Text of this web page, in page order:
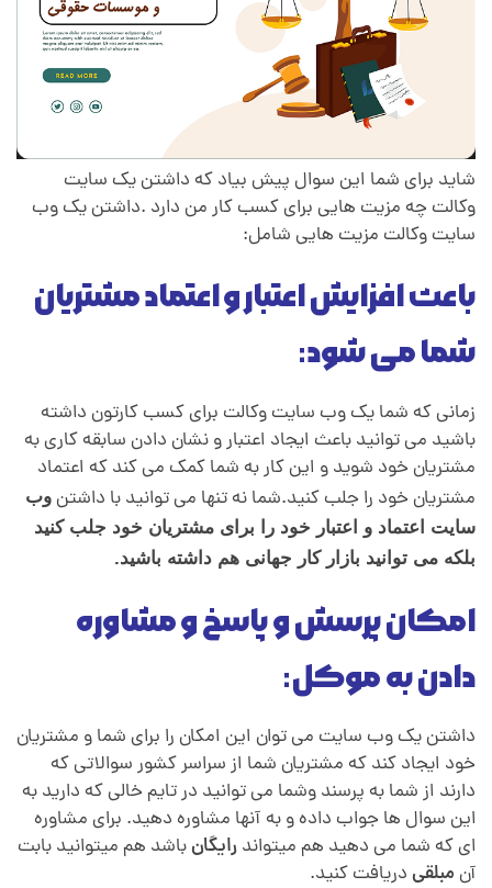
شاید برای شما این سوال پیش بیاد که داشتن یک سایت
وکالت چه مزیت هایی برای کسب کار من دارد .داشتن یک وب
سایت وکالت مزیت هایی شامل:
باعث افزایش اعتبار و اعتماد مشتریان
شما می شود:
زمانی که شما یک وب سایت وکالت برای کسب کارتون داشته
باشید می توانید باعث ایجاد اعتبار و نشان دادن سابقه کاری به
مشتریان خود شوید و این کار به شما کمک می کند که اعتماد
مشتریان خود را جلب کنید.شما نه تنها می توانید با داشتن وب
سایت اعتماد و اعتبار خود را برای مشتریان خود جلب کنید
بلکه می توانید بازار کار جهانی هم داشته باشید.
امکان پرسش و پاسخ و مشاوره
دادن به موکل:
داشتن یک وب سایت می توان این امکان را برای شما و مشتریان
خود ایجاد کند که مشتریان شما از سراسر کشور سوالاتی که
دارند از شما به پرسند وشما می توانید در تایم خالی که دارید به
این سوال ها جواب داده و به آنها مشاوره دهید. برای مشاوره
ای که شما می دهید هم میتواندرایگانباشد هم میتوانید بابت
آن مبلقی دریافت کنید.